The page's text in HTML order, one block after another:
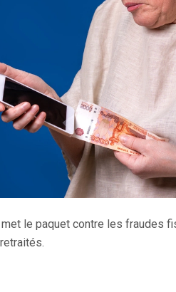
le paquet contre les fraudes